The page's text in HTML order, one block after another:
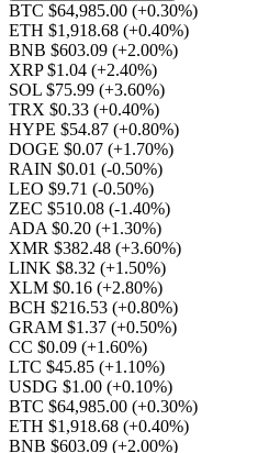
BTC $64,985.00 (+0.30%)
ETH $1,918.68 (+0.40%)
BNB $603.09 (+2.00%)
XRP $1.04 (+2.40%)
SOL $75.99 (+3.60%)
TRX $0.33 (+0.40%)
HYPE $54.87 (+0.80%)
DOGE $0.07 (+1.70%)
RAIN $0.01 (-0.50%)
LEO $9.71 (-0.50%)
ZEC $510.08 (-1.40%)
ADA $0.20 (+1.30%)
XMR $382.48 (+3.60%)
LINK $8.32 (+1.50%)
XLM $0.16 (+2.80%)
BCH $216.53 (+0.80%)
GRAM $1.37 (+0.50%)
CC $0.09 (+1.60%)
LTC $45.85 (+1.10%)
USDG $1.00 (+0.10%)
BTC $64,985.00 (+0.30%)
ETH $1,918.68 (+0.40%)
BNB $603.09 (+2.00%)